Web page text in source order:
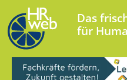
Das
für